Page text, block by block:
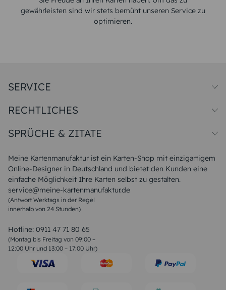
gewährleisten sind wir stets bemüht unseren Service zu
optimieren.
Meine Kartenmanufaktur ist ein Karten-Shop mit einzigartigem
Online-Designer in Deutschland und bietet den Kunden eine
einfache Möglichkeit Ihre Karten selbst zu gestalten.
service@meine-kartenmanufaktur.de
(Antwort Werktags in der Regel
innerhalb von 24 Stunden)
Hotline: 0911 47 71 80 65
(Montag bis Freitag von 09:00 –
12:00 Uhr und 13:00 – 17:00 Uhr)
SERVICE
Papiersorten
Unsere Produktion
Magazin
FAQ
RECHTLICHES
Widerrufsbelehrung
SPRÜCHE & ZITATE
Liebeskummer Sprüche
Sommer Sprüche
Muttertagssprüche
Sprüche zur Hochzeit
Sprüche zur Konfirmation & Kommunion
Weihnachtsgedichte
Liebessprüche
Geburtstagssprüche
Trauersprüche
Konfirmation Glückwünsche